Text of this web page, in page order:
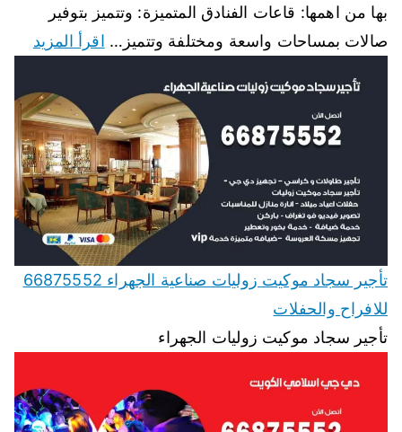
بها من اهمها: قاعات الفنادق المتميزة: وتتميز بتوفير
صالات بمساحات واسعة ومختلفة وتتميز… اقرأ المزيد
تأجير سجاد موكيت زوليات صناعية الجهراء 66875552
للافراح والحفلات
تأجير سجاد موكيت زوليات الجهراء